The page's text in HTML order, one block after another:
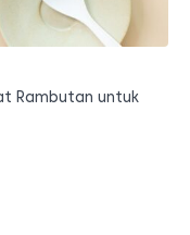
Rambutan untuk